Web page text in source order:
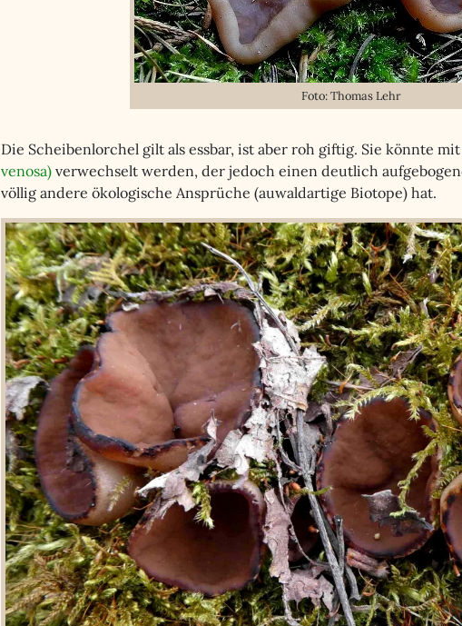
Foto: Thomas Lehr
Die Scheibenlorchel gilt als essbar, ist aber roh giftig. Sie könnte
venosa)verwechselt werden, der jedoch einen deutlich
völlig andere ökologische Ansprüche (auwaldartige Biotope) hat.